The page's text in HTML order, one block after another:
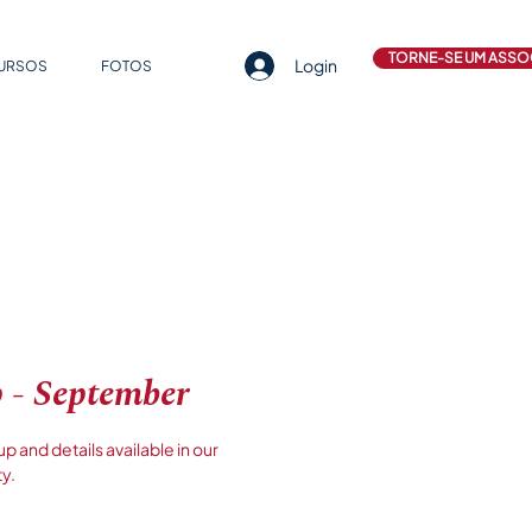
FOTOS Login TORNE-SE UM
September
and details available in our